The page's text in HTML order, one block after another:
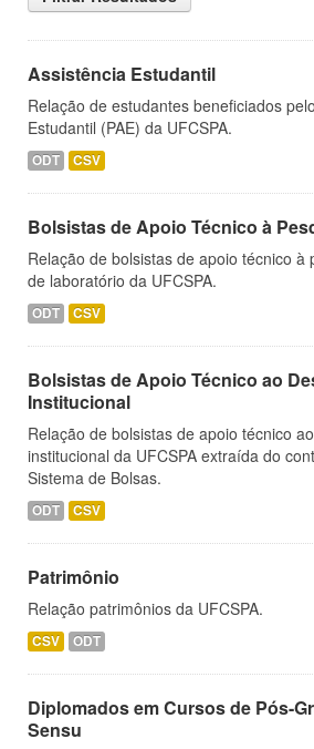
Assistência Estudantil
Relação de estudantes beneficiados
Estudantil (PAE) da UFCSPA.
ODT CSV
Bolsistas de Apoio Técnico à
Relação de bolsistas de apoio técnico à
de laboratório da UFCSPA.
ODT CSV
Bolsistas de Apoio Técnico ao
Institucional
Relação de bolsistas de apoio técnico
institucional da UFCSPA extraída do
Sistema de Bolsas.
ODT CSV
Patrimônio
Relação patrimônios da UFCSPA.
CSV ODT
Diplomados em Cursos de Pós-
Sensu